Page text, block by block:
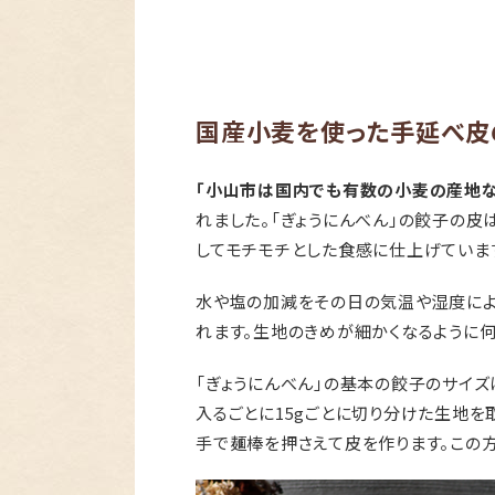
国産小麦を使った手延べ
「小山市は国内でも有数の小麦の産地な
れました。「ぎょうにんべん」の餃子の皮
してモチモチとした食感に仕上げていま
水や塩の加減をその日の気温や湿度に
れます。生地のきめが細かくなるよう
「ぎょうにんべん」の基本の餃子のサ
入るごとに15gごとに切り分けた生地を
手で麺棒を押さえて皮を作ります。この